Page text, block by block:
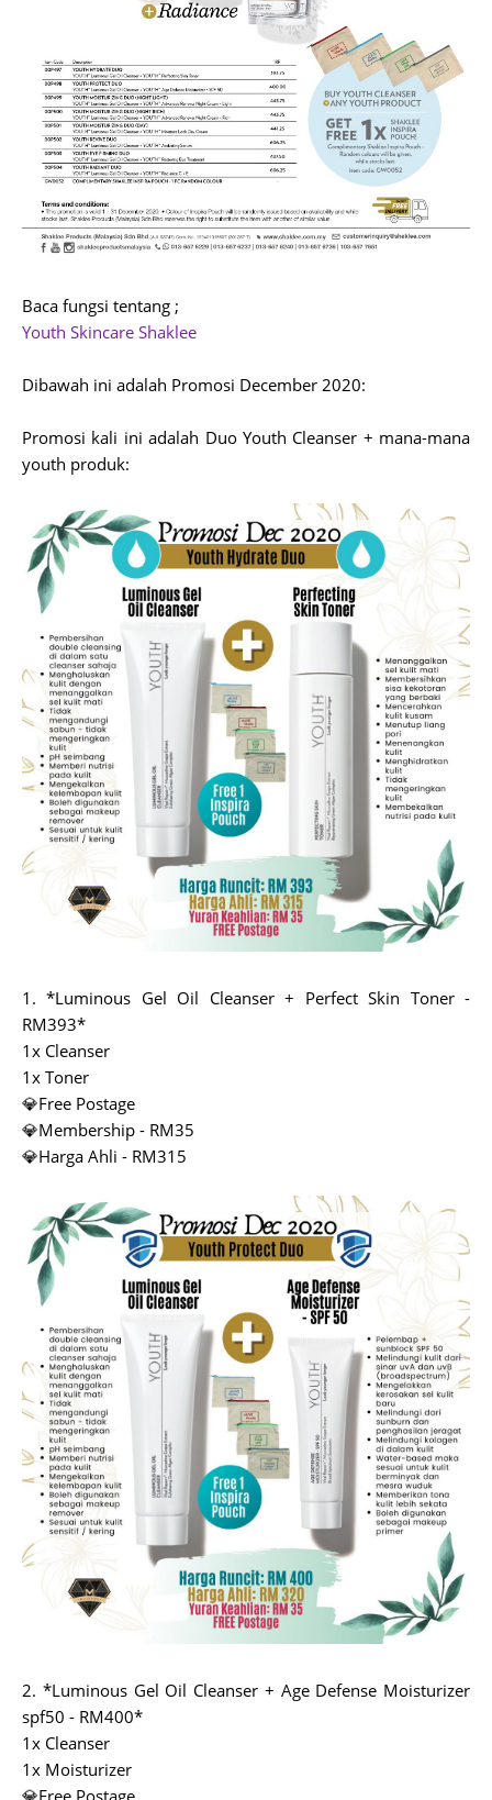
Baca fungsi tentang ;
Youth Skincare Shaklee
Dibawah ini adalah Promosi December 2020:
Promosi kali ini adalah Duo Youth Cleanser + mana-mana
youth produk:
1. *Luminous Gel Oil Cleanser + Perfect Skin Toner -
RM393*
1x Cleanser
1x Toner
💎Free Postage
💎Membership - RM35
💎Harga Ahli - RM315
2. *Luminous Gel Oil Cleanser + Age Defense Moisturizer
spf50 - RM400*
1x Cleanser
1x Moisturizer
💎Free Postage